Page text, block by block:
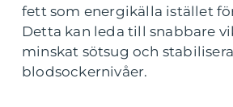
fett som energikälla istället
Detta kan leda till snabbare
minskat sötsug och
blodsockernivåer.